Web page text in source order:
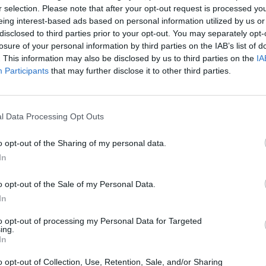
selection. Please note that after your opt-out request is processed
interest-based ads based on personal information utilized by us
to third parties prior to your opt-out. You may separately
of your personal information by third parties on the IAB’s list of
This information may also be disclosed by us to third parties on the
Participants that may further disclose it to other third parties.
Data Processing Opt Outs
opt-out of the Sharing of my personal data.
opt-out of the Sale of my Personal Data.
opt-out of processing my Personal Data for Targeted
opt-out of Collection, Use, Retention, Sale, and/or Sharing
SNC DI MARINO C.& C. 43.39.09
F.LLI CASSINI SNC
PINO & C.
49.41.00
E FONTANA SIMONE
BEACH SAS DI LANDL A.
PAOLO
FLAVIO & C.